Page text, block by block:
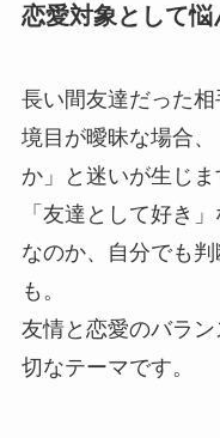
恋愛対象として悩
長い間友達だった
境目が曖昧な場合
か」と迷いが生じま
「友達として好き
なのか、自分でも
も。
友情と恋愛のバラ
切なテーマです。